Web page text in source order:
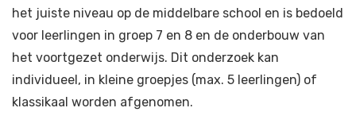
het juiste niveau op de middelbare school en is bedoeld
voor leerlingen in groep 7 en 8 en de onderbouw van
het voortgezet onderwijs. Dit onderzoek kan
individueel, in kleine groepjes (max. 5 leerlingen) of
klassikaal worden afgenomen.